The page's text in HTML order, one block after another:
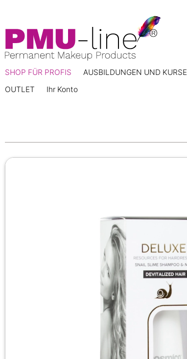
SHOP FÜR PROFIS AUSBILDUNGEN UND KURSE
OUTLET
Ihr Konto